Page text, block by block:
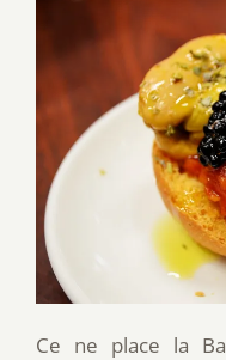
Ce ne place la